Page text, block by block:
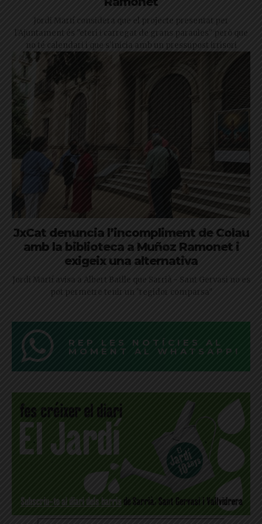
Jordi Martí considera que el projecte presentat per
l'Ajuntament és "eteri i carregat de grans paraules" però que
no té calendari i que s'inicia amb un pressupost irrisori
JxCat denuncia l’incompliment de Colau
amb la biblioteca a Muñoz Ramonet i
exigeix una alternativa
Jordi Martí avisa a Albert Batlle que Sarrià - Sant Gervasi no es
pot permetre tenir un "regidor comparsa"
REP LES NOTÍCIES AL
MOMENT AL WHATSAPP!